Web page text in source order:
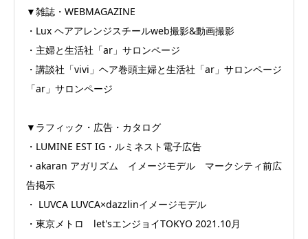
▼雑誌・WEBMAGAZINE
・Lux ヘアアレンジスチールweb撮影&動画撮影
・主婦と生活社「ar」サロンページ
・講談社「vivi」ヘア巻頭主婦と生活社「ar」サロンページ
「ar」サロンページ
▼ラフィック・広告・カタログ
・LUMINE EST IG・ルミネスト電子広告
・akaran アガリズム イメージモデル マークシティ前広
告掲示
・ LUVCA LUVCA×dazzlinイメージモデル
・東京メトロ let'sエンジョイTOKYO 2021.10月